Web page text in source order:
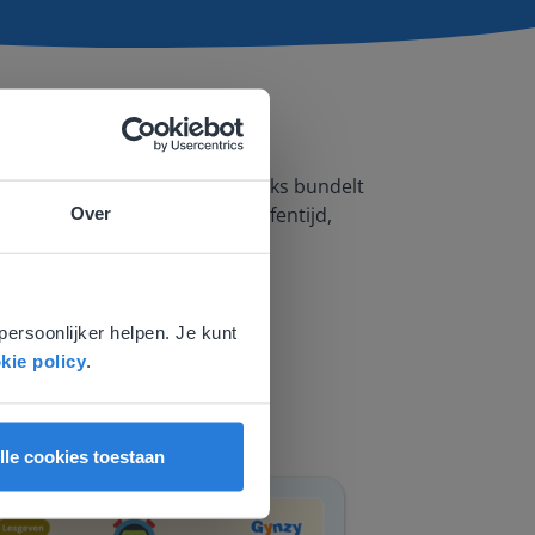
Over
helpen. Je kunt
policy.
cookies toestaan
het bord werken! Elke reeks bundelt
Ideaal voor extra oefentijd,